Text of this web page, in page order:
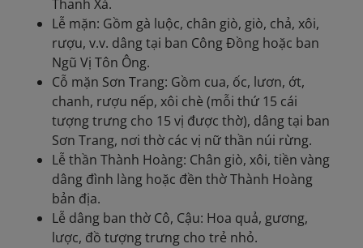
Thanh Xà.
Lễ mặn: Gồm gà luộc, chân giò, giò, chả, xôi,
rượu, v.v. dâng tại ban Công Đồng hoặc ban
Ngũ Vị Tôn Ông.
Cỗ mặn Sơn Trang: Gồm cua, ốc, lươn, ớt,
chanh, rượu nếp, xôi chè (mỗi thứ 15 cái
tượng trưng cho 15 vị được thờ), dâng tại ban
Sơn Trang, nơi thờ các vị nữ thần núi rừng.
Lễ thần Thành Hoàng: Chân giò, xôi, tiền vàng
dâng đình làng hoặc đền thờ Thành Hoàng
bản địa.
Lễ dâng ban thờ Cô, Cậu: Hoa quả, gương,
lược, đồ tượng trưng cho trẻ nhỏ.